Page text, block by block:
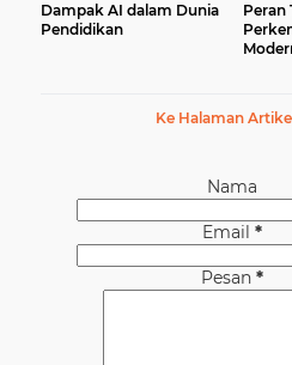
Dampak AI dalam Dunia
Pendidikan
Peran
Ke Halaman Artikel
Nama
Email *
Pesan *